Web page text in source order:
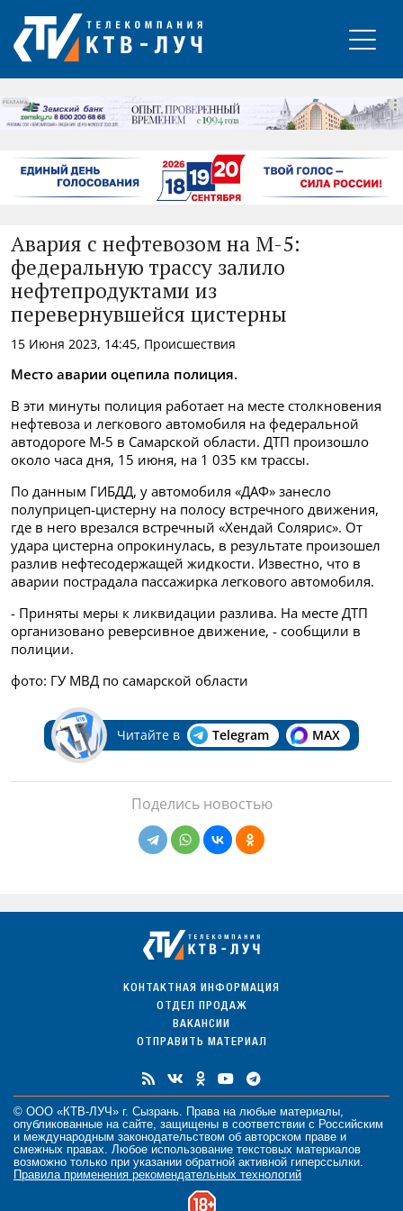
РЕКЛАМА
Авария с нефтевозом на М-5:
федеральную трассу залило
нефтепродуктами из
перевернувшейся цистерны
15 Июня 2023, 14:45, Происшествия
Место аварии оцепила полиция.
В эти минуты полиция работает на месте столкновения
нефтевоза и легкового автомобиля на федеральной
автодороге М-5 в Самарской области. ДТП произошло
около часа дня, 15 июня, на 1 035 км трассы.
По данным ГИБДД, у автомобиля «ДАФ» занесло
полуприцеп-цистерну на полосу встречного движения,
где в него врезался встречный «Хендай Солярис». От
удара цистерна опрокинулась, в результате произошел
разлив нефтесодержащей жидкости. Известно, что в
аварии пострадала пассажирка легкового автомобиля.
- Приняты меры к ликвидации разлива. На месте ДТП
организовано реверсивное движение, - сообщили в
полиции.
фото: ГУ МВД по самарской области
Читайте в Telegram MAX
Поделись новостью
КОНТАКТНАЯ ИНФОРМАЦИЯ
ОТДЕЛ ПРОДАЖ
ВАКАНСИИ
ОТПРАВИТЬ МАТЕРИАЛ
© ООО «КТВ-ЛУЧ» г. Сызрань. Права на любые материалы
опубликованные на сайте, защищены в соответствии с Российским
и международным законодательством об авторском праве и
смежных правах. Любое использование текстовых материалов
возможно только при указании обратной активной гиперссылки.
Правила применения рекомендательных технологий